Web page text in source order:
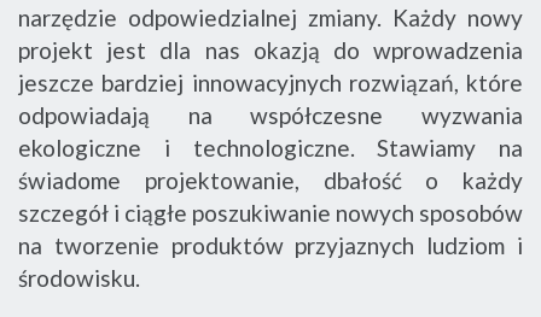
narzędzie odpowiedzialnej zmiany. Każdy nowy
projekt jest dla nas okazją do wprowadzenia
jeszcze bardziej innowacyjnych rozwiązań, które
odpowiadają na współczesne wyzwania
ekologiczne i technologiczne. Stawiamy na
świadome projektowanie, dbałość o każdy
szczegół i ciągłe poszukiwanie nowych sposobów
na tworzenie produktów przyjaznych ludziom i
środowisku.